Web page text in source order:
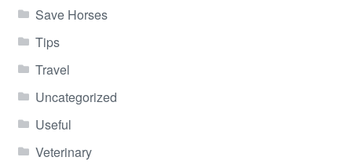
Save Horses
Tips
Travel
Uncategorized
Useful
Veterinary